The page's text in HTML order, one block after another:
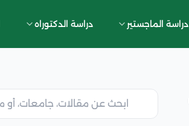
دراسة الماجستير دراسة الدكتوراه